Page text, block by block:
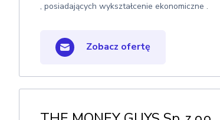
, posiadających wykształcenie ekonomiczne .
Zobacz ofertę